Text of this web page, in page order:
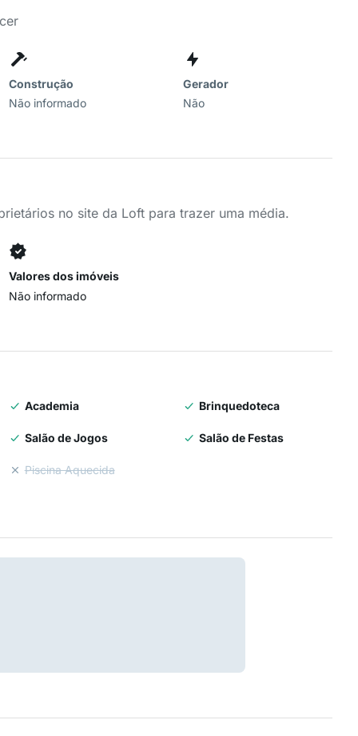
Construção
Não informado
Gerador
Não
no site da Loft para trazer uma média.
Valores dos imóveis
Não informado
Academia Brinquedoteca
Salão de Jogos Salão de Festas
Piscina Aquecida